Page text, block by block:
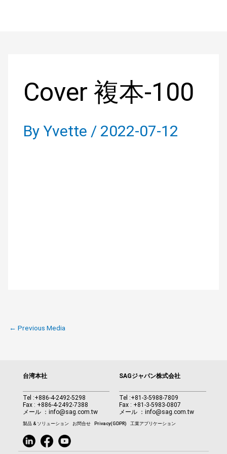
Cover 複本-100
ByYvette / 2022-07-12
← Previous Media
台湾本社
Tel :+886-4-2492-5298
Fax : +886-4-2492-7388
メール ： info@sag.com.tw
SAGジャパン株式会社
Tel :+81-3-5988-7809
Fax : +81-3-5983-0807
メール ：info@sag.com.tw
製品 & ソリューション お問合せ Privacy(GDPR) 工業アプリケーション